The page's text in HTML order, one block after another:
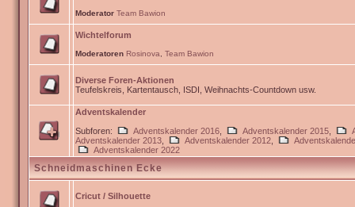
Moderator Team Bawion
Wichtelforum
Moderatoren Rosinova Team Bawion
Diverse Foren-Aktionen
Teufelskreis, Kartentausch, ISDI, Weihnachts-Countdown usw.
Adventskalender
Subforen:
Adventskalender 2016 Adventskalender 2015
Adventskalender 2013
Adventskalender 2012
Adventskalender 2022
Schneidmaschinen Ecke
Cricut / Silhouette